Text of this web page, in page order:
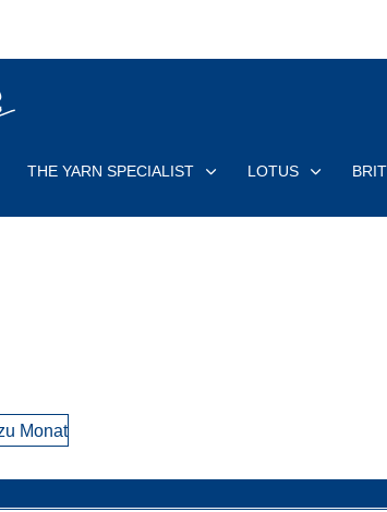
THE YARN SPECIALIST LOTUS
Monat